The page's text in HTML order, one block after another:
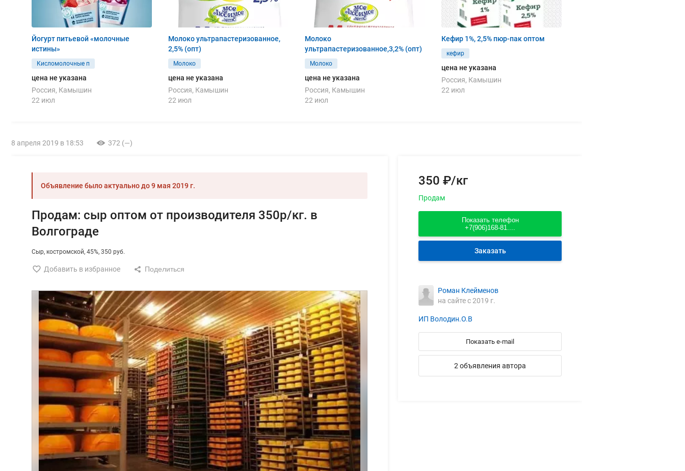
Йогурт питьевой «молочные
истины»
Кисломолочные п
цена не указана
Россия, Камышин
22 июл
Молоко ультрапастеризованное,
2,5% (опт)
Молоко
цена не указана
Россия, Камышин
22 июл
Молоко
ультрапастеризованное,3,2% (опт)
Молоко
цена не указана
Россия, Камышин
22 июл
Кефир 1%, 2,5% пюр-пак оптом
кефир
цена не указана
Россия, Камышин
22 июл
8 апреля 2019 в 18:53 372 (—)
Объявление было актуально до9 мая 2019 г.
Продам: сыр оптом от производителя 350р/кг. в
Волгограде
Сыр костромской 45% 350 руб.
Добавить в избранное
350 ₽/кг
Продам
Показать телефон
+7(906)168-81....
Заказать
Роман Клейменов
на сайте с 2019 г.
ИП Володин.О.В
Показать e-mail
2 объявления автора